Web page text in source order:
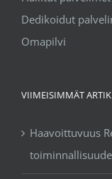
Dedikoidut
Omapilvi
VIIMEISIMMÄT
Haavoittuvuus